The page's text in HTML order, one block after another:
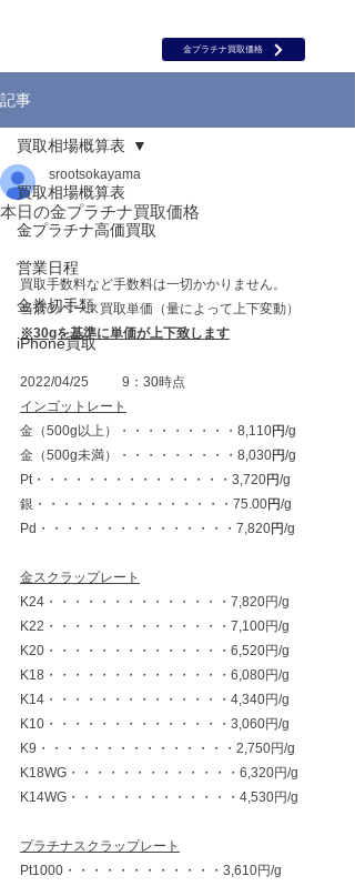
金プラチナ買取価格
記事
買取相場概算表
金プラチナ高価買取
営業日程
金券切手類
iPhone買取
買取相場概算表
本日の金プラチナ買取価格
srootsokayama
買取手数料など手数料は一切かかりません。
当店のベース買取単価（量によって上下変動）
※30gを基準に単価が上下致します
2022/04/25	　9：30時点
インゴットレート
金（500g以上）・・・・・・・・・8,110円/g
金（500g未満）・・・・・・・・・8,030円/g
Pt・・・・・・・・・・・・・・・3,720円/g
銀・・・・・・・・・・・・・・・75.00円/g
Pd・・・・・・・・・・・・・・・7,820円/g
金スクラップレート
K24・・・・・・・・・・・・・・7,820円/g
K22・・・・・・・・・・・・・・7,100円/g
K20・・・・・・・・・・・・・・6,520円/g
K18・・・・・・・・・・・・・・6,080円/g
K14・・・・・・・・・・・・・・4,340円/g
K10・・・・・・・・・・・・・・3,060円/g
K9・・・・・・・・・・・・・・・2,750円/g
K18WG・・・・・・・・・・・・・6,320円/g
K14WG・・・・・・・・・・・・・4,530円/g
プラチナスクラップレート
Pt1000・・・・・・・・・・・・3,610円/g